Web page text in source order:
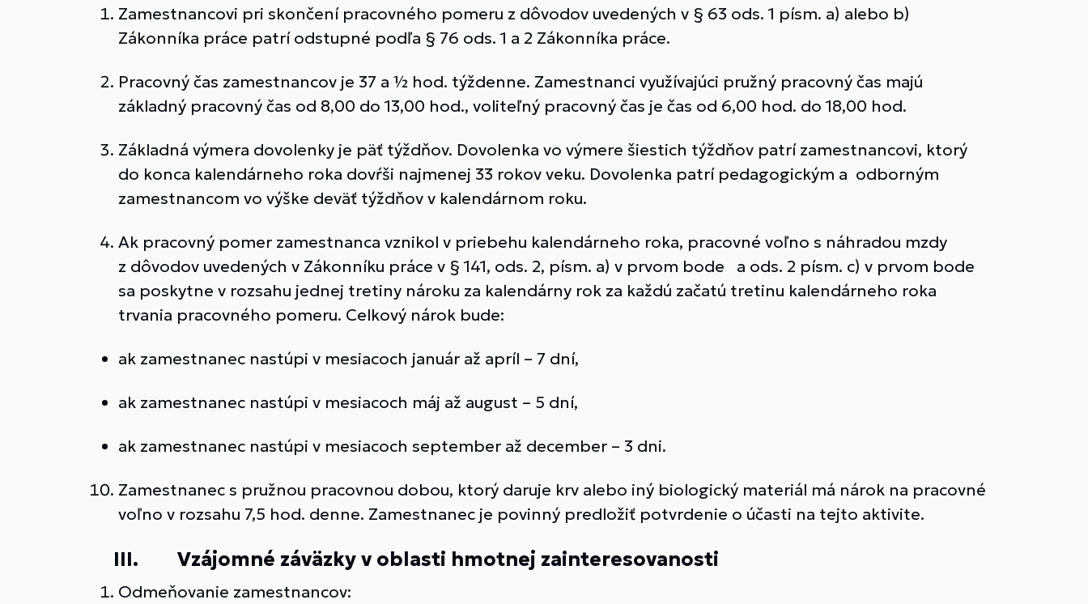
Zamestnancovi pri skončení pracovného pomeru z dôvodov uvedených v § 63 ods. 1 písm. a) alebo b)
Zákonníka práce patrí odstupné podľa § 76 ods. 1 a 2 Zákonníka práce.
Pracovný čas zamestnancov je 37 a ½ hod. týždenne. Zamestnanci využívajúci pružný pracovný čas majú
základný pracovný čas od 8,00 do 13,00 hod., voliteľný pracovný čas je čas od 6,00 hod. do 18,00 hod.
Základná výmera dovolenky je päť týždňov. Dovolenka vo výmere šiestich týždňov patrí zamestnancovi, ktorý
do konca kalendárneho roka dovŕši najmenej 33 rokov veku. Dovolenka patrí pedagogickým a odborným
zamestnancom vo výške deväť týždňov v kalendárnom roku.
Ak pracovný pomer zamestnanca vznikol v priebehu kalendárneho roka, pracovné voľno s náhradou mzdy
z dôvodov uvedených v Zákonníku práce v § 141, ods. 2, písm. a) v prvom bode a ods. 2 písm. c) v prvom bode
sa poskytne v rozsahu jednej tretiny nároku za kalendárny rok za každú začatú tretinu kalendárneho roka
trvania pracovného pomeru. Celkový nárok bude:
ak zamestnanec nastúpi v mesiacoch január až apríl – 7 dní,
ak zamestnanec nastúpi v mesiacoch máj až august – 5 dní,
ak zamestnanec nastúpi v mesiacoch september až december – 3 dni.
Zamestnanec s pružnou pracovnou dobou, ktorý daruje krv alebo iný biologický materiál má nárok na pracovné
voľno v rozsahu 7,5 hod. denne. Zamestnanec je povinný predložiť potvrdenie o účasti na tejto aktivite.
III. Vzájomné záväzky v oblasti hmotnej zainteresovanosti
Odmeňovanie zamestnancov: